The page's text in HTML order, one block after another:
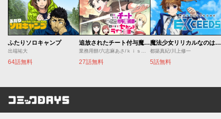
ふたりソロキャンプ
出端祐大
64話無料
追放されたチート付与魔術師は気ままなセカンドライフを謳歌する。 ～俺は武器だけじゃなく、あらゆるものに『強化ポイント』を付与できるし、俺の意思でいつでも効果を解除できるけど、残った人たち大丈夫？～
業務用餅/六志麻あさ/ｋｉｓｕｉ
27話無料
魔法少女リリカルなのは EXCEEDS
都築真紀/川上修一
5話無料
コミックDAYS